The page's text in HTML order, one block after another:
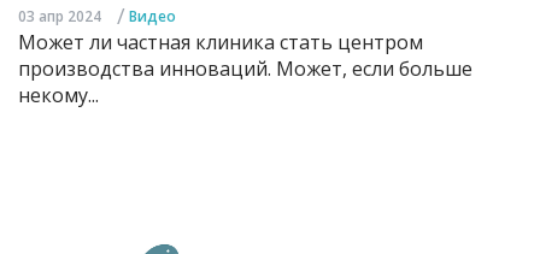
03 апр 2024 / Видео
Может ли частная клиника стать центром
производства инноваций. Может, если больше
некому...